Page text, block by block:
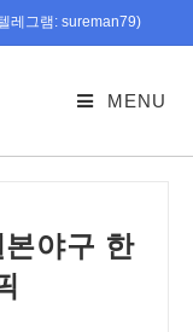
레그램: sureman79)
MENU
야구 한